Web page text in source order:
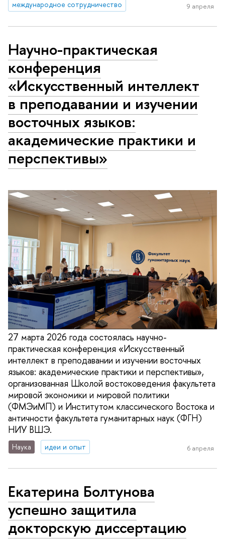
международное сотрудничество
9 апреля
Научно-практическая
конференция
«Искусственный интеллект
в преподавании и изучении
восточных языков:
академические практики и
перспективы»
27 марта 2026 года состоялась научно-
практическая конференция «Искусственный
интеллект в преподавании и изучении восточных
языков: академические практики и перспективы»,
организованная Школой востоковедения факультета
мировой экономики и мировой политики
(ФМЭиМП) и Институтом классического Востока и
античности факультета гуманитарных наук (ФГН)
НИУ ВШЭ.
Наука идеи и опыт 6 апреля
Екатерина Болтунова
успешно защитила
докторскую диссертацию